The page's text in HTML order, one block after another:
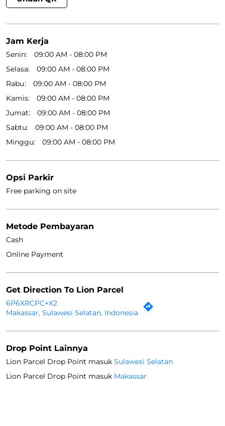
Jam Kerja
Senin
09:00 AM - 08:00 PM
Selasa
09:00 AM - 08:00 PM
Rabu
09:00 AM - 08:00 PM
Kamis
09:00 AM - 08:00 PM
Jumat
09:00 AM - 08:00 PM
Sabtu
09:00 AM - 08:00 PM
Minggu
09:00 AM - 08:00 PM
Opsi Parkir
Free parking on site
Metode Pembayaran
Cash
Online Payment
Get Direction To Lion Parcel
6P6XRCPC+X2
Makassar, Sulawesi Selatan, Indonesia
Drop Point Lainnya
Lion Parcel Drop Point masuk Sulawesi Selatan
Lion Parcel Drop Point masuk Makassar